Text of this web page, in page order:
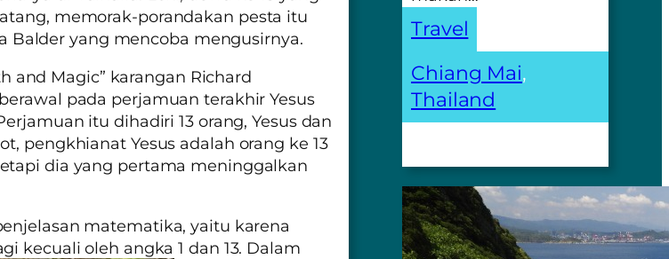
memorak-porandakan pesta itu
Balder yang mencoba mengusirnya.
and Magic” karangan Richard
pada perjamuan terakhir Yesus
itu dihadiri 13 orang, Yesus dan
pengkhianat Yesus adalah orang ke 13
dia yang pertama meninggalkan
matematika, yaitu karena
kecuali oleh angka 1 dan 13. Dalam
Travel
Chiang Mai
Thailand